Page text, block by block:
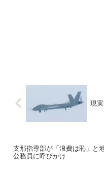
現
支那指導部が「浪費は恥」と
公務員に呼びかけ